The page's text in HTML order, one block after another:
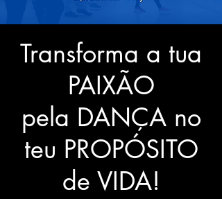
Transforma a tua
PAIXÃO
pela DANÇA no
teu PROPÓSITO
de VIDA!